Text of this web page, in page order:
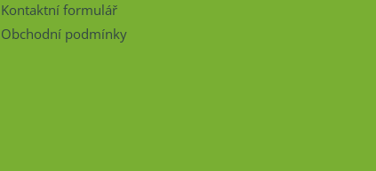
Kontaktní formulář
Obchodní podmínky